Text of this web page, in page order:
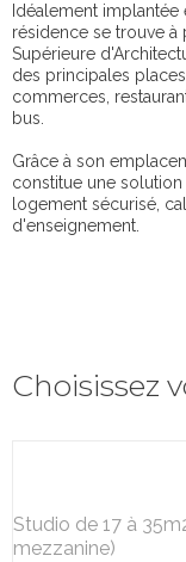
Idéalement
résidence se trouve
Supérieure
des principales
commerces,
bus.
Grâce à son
constitue une
logement sécurisé,
d'enseignement.
Choisissez
Studio de 17 à
mezzanine)